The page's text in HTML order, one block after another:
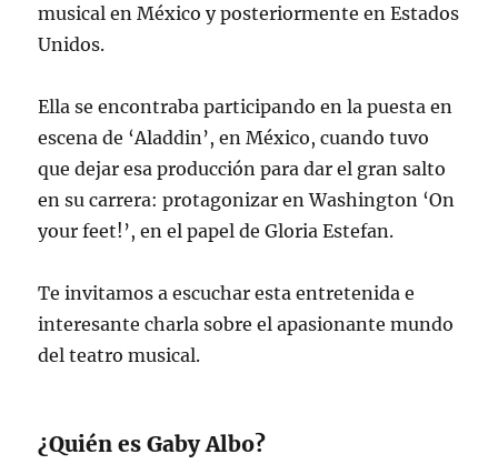
musical en México y posteriormente en Estados
Unidos.
Ella se encontraba participando en la puesta en
escena de ‘Aladdin’, en México, cuando tuvo
que dejar esa producción para dar el gran salto
en su carrera: protagonizar en Washington ‘On
your feet!’, en el papel de Gloria Estefan.
Te invitamos a escuchar esta entretenida e
interesante charla sobre el apasionante mundo
del teatro musical.
¿Quién es Gaby Albo?